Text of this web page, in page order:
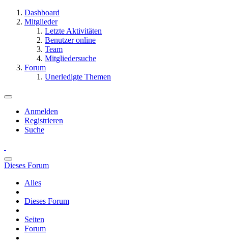
Dashboard
Mitglieder
Letzte Aktivitäten
Benutzer online
Team
Mitgliedersuche
Forum
Unerledigte Themen
Anmelden
Registrieren
Suche
Dieses Forum
Alles
Dieses Forum
Seiten
Forum